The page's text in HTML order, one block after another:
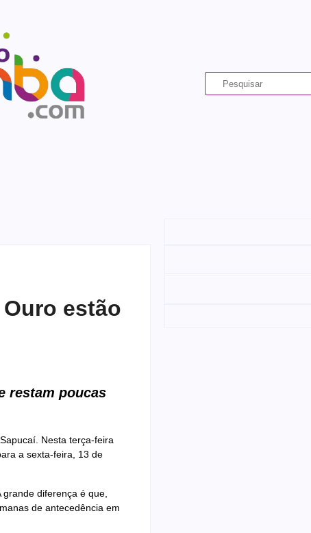
estão
restam poucas
Nesta terça-feira
a sexta-feira, 13 de
diferença é que,
de antecedência em